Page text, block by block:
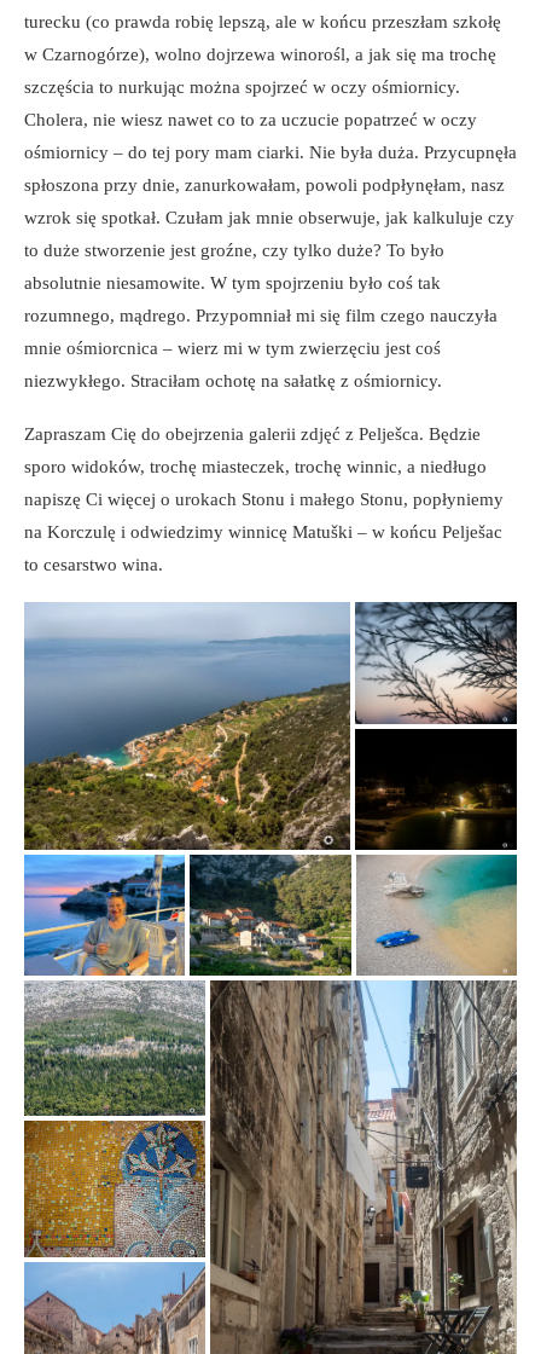
turecku (co prawda robię lepszą, ale w końcu przeszłam szkołę
w Czarnogórze), wolno dojrzewa winorośl, a jak się ma trochę
szczęścia to nurkując można spojrzeć w oczy ośmiornicy.
Cholera, nie wiesz nawet co to za uczucie popatrzeć w oczy
ośmiornicy – do tej pory mam ciarki. Nie była duża. Przycupnęła
spłoszona przy dnie, zanurkowałam, powoli podpłynęłam, nasz
wzrok się spotkał. Czułam jak mnie obserwuje, jak kalkuluje czy
to duże stworzenie jest groźne, czy tylko duże? To było
absolutnie niesamowite. W tym spojrzeniu było coś tak
rozumnego, mądrego. Przypomniał mi się film czego nauczyła
mnie ośmiorcnica – wierz mi w tym zwierzęciu jest coś
niezwykłego. Straciłam ochotę na sałatkę z ośmiornicy.
Zapraszam Cię do obejrzenia galerii zdjęć z Pelješca. Będzie
sporo widoków, trochę miasteczek, trochę winnic, a niedługo
napiszę Ci więcej o urokach Stonu i małego Stonu, popłyniemy
na Korczulę i odwiedzimy winnicę Matuški – w końcu Pelješac
to cesarstwo wina.